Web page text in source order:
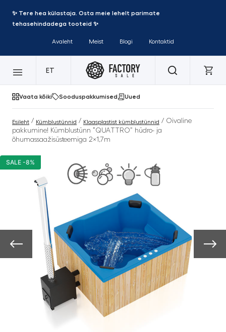
✨ Tere hea külastaja. Osta meie lehelt parimate
tehasehindadega tooteid ✨
Avaleht Meist Blogi Kontaktid
ET
Vaata kõiki Sooduspakkumised Uued
Esileht / Kümblustünnid / Klaasplastist kümblustünnid / Oivaline
pakkumine! Kümblustünn “QUATTRO” hüdro- ja
õhumassaažisüsteemiga 2×1,7m
SALE -8%